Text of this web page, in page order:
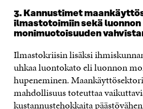
3. Kannustimet
ilmastotoimiin sekä luonnon
monimuotoisuuden
Ilmastokriisin lisäksi
uhkaa luontokato eli luonnon
hupeneminen.
mahdollisuus toteuttaa
kustannustehokkaita